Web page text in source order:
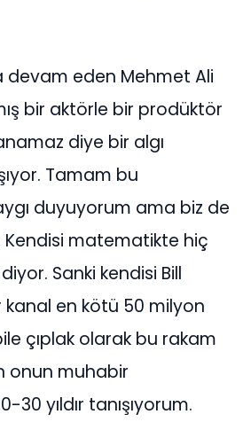
devam eden Mehmet Ali
bir aktörle bir prodüktör
diye bir algı
Tamam bu
duyuyorum ama biz de
Kendisi matematikte hiç
Sanki kendisi Bill
kanal en kötü 50 milyon
çıplak olarak bu rakam
onun muhabir
30 yıldır tanışıyorum.